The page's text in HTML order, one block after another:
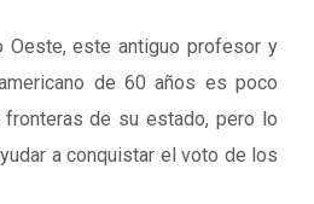
Oeste, este antiguo profesor y
de 60 años es poco
de su estado, pero lo
a conquistar el voto de los